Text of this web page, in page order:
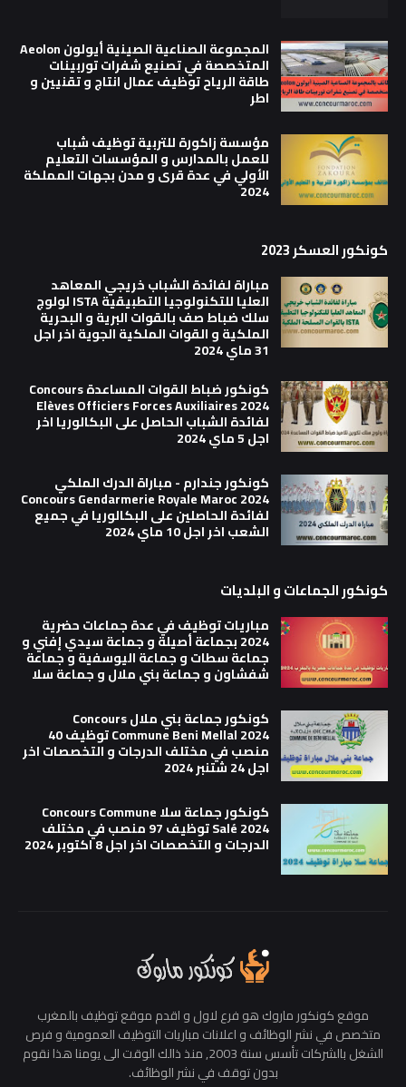
المجموعة الصناعية الصينية أيولون Aeolon
المتخصصة في تصنيع شفرات توربينات
طاقة الرياح توظيف عمال انتاج و تقنيين و
اطر
مؤسسة زاكورة للتربية توظيف شباب
للعمل بالمدارس و المؤسسات التعليم
الأولي في عدة قرى و مدن بجهات المملكة
2024
كونكور العسكر 2023
مباراة لفائدة الشباب خريجي المعاهد
العليا للتكنولوجيا التطبيقية ISTA لولوج
سلك ضباط صف بالقوات البرية و البحرية
الملكية و القوات الملكية الجوية اخر اجل
31 ماي 2024
كونكور ضباط القوات المساعدة Concours
Elèves Officiers Forces Auxiliaires 2024
لفائدة الشباب الحاصل على البكالوريا اخر
اجل 5 ماي 2024
كونكور جندارم - مباراة الدرك الملكي
Concours Gendarmerie Royale Maroc 2024
لفائدة الحاصلين على البكالوريا في جميع
الشعب اخر اجل 10 ماي 2024
كونكور الجماعات و البلديات
مباريات توظيف في عدة جماعات حضرية
2024 بجماعة أصيلة و جماعة سيدي إفني و
جماعة سطات و جماعة اليوسفية و جماعة
شفشاون و جماعة بني ملال و جماعة سلا
كونكور جماعة بني ملال Concours
Commune Beni Mellal 2024 توظيف 40
منصب في مختلف الدرجات و التخصصات اخر
اجل 24 شتنبر 2024
كونكور جماعة سلا Concours Commune
Salé 2024 توظيف 97 منصب في مختلف
الدرجات و التخصصات اخر اجل 8 اكتوبر 2024
موقع كونكور ماروك هو فرع لاول و اقدم موقع توظيف بالمغرب
متخصص في نشر الوظائف و اعلانات مباريات التوظيف العمومية و فرص
الشغل بالشركات تأسس سنة 2003, منذ ذالك الوقت الى يومنا هذا نقوم
بدون توقف في نشر الوظائف.